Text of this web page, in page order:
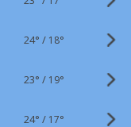
24° / 18°
23° / 19°
24° / 17°